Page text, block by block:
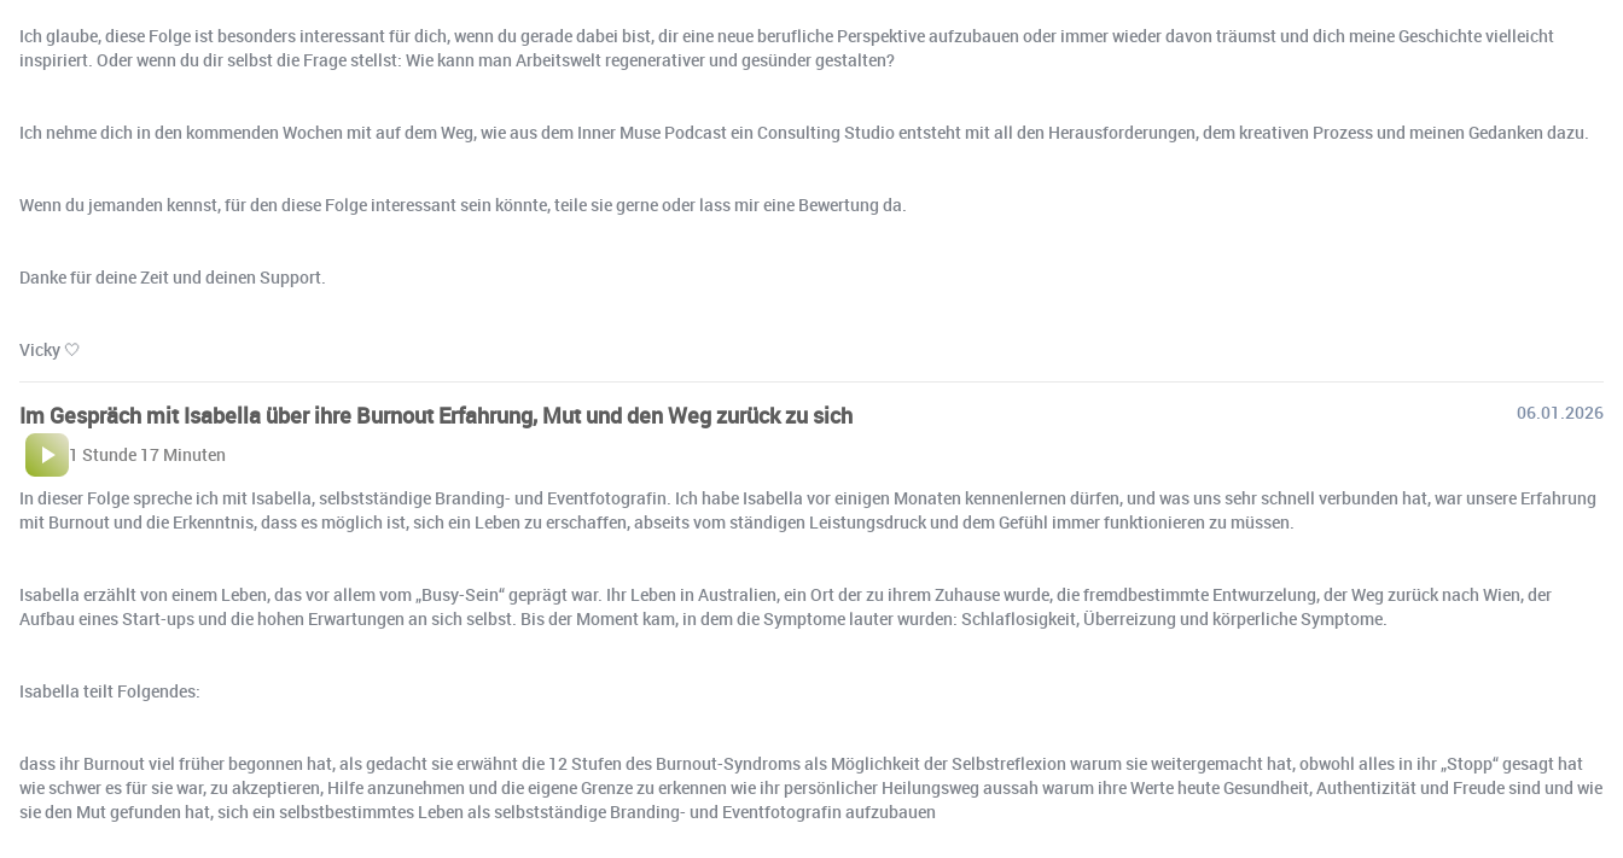
Ich glaube, diese Folge ist besonders interessant für dich, wenn du gerade dabei bist, dir eine neue berufliche Perspektive aufzubauen oder immer wieder davon träumst und dich meine Geschichte vielleicht
inspiriert. Oder wenn du dir selbst die Frage stellst: Wie kann man Arbeitswelt regenerativer und gesünder gestalten?
Ich nehme dich in den kommenden Wochen mit auf dem Weg, wie aus dem Inner Muse Podcast ein Consulting Studio entsteht mit all den Herausforderungen, dem kreativen Prozess und meinen Gedanken dazu.
Wenn du jemanden kennst, für den diese Folge interessant sein könnte, teile sie gerne oder lass mir eine Bewertung da.
Danke für deine Zeit und deinen Support.
Vicky 🤍
Im Gespräch mit Isabella über ihre Burnout Erfahrung, Mut und den Weg zurück zu sich
06.01.2026
1 Stunde 17 Minuten
In dieser Folge spreche ich mit Isabella, selbstständige Branding- und Eventfotografin. Ich habe Isabella vor einigen Monaten kennenlernen dürfen, und was uns sehr schnell verbunden hat, war unsere Erfahrung
mit Burnout und die Erkenntnis, dass es möglich ist, sich ein Leben zu erschaffen, abseits vom ständigen Leistungsdruck und dem Gefühl immer funktionieren zu müssen.
Isabella erzählt von einem Leben, das vor allem vom „Busy-Sein“ geprägt war. Ihr Leben in Australien, ein Ort der zu ihrem Zuhause wurde, die fremdbestimmte Entwurzelung, der Weg zurück nach Wien, der
Aufbau eines Start-ups und die hohen Erwartungen an sich selbst. Bis der Moment kam, in dem die Symptome lauter wurden: Schlaflosigkeit, Überreizung und körperliche Symptome.
Isabella teilt Folgendes:
dass ihr Burnout viel früher begonnen hat, als gedacht sie erwähnt die 12 Stufen des Burnout-Syndroms als Möglichkeit der Selbstreflexion warum sie weitergemacht hat, obwohl alles in ihr „Stopp“ gesagt hat
wie schwer es für sie war, zu akzeptieren, Hilfe anzunehmen und die eigene Grenze zu erkennen wie ihr persönlicher Heilungsweg aussah warum ihre Werte heute Gesundheit, Authentizität und Freude sind und wie
sie den Mut gefunden hat, sich ein selbstbestimmtes Leben als selbstständige Branding- und Eventfotografin aufzubauen